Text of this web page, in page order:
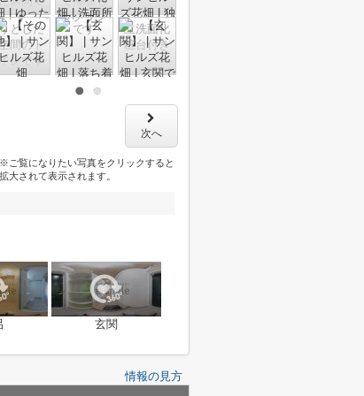
次へ
※ご覧になりたい写真をクリックすると
拡大されて表示されます。
玄関
情報の見方